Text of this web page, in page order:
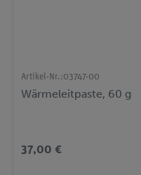
Artikel-Nr.:03747-00
Wärmeleitpaste, 60 g
37,00 €